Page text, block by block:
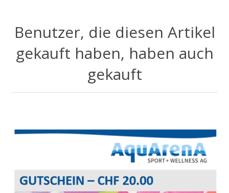
Benutzer, die diesen Artikel
gekauft haben, haben auch
gekauft